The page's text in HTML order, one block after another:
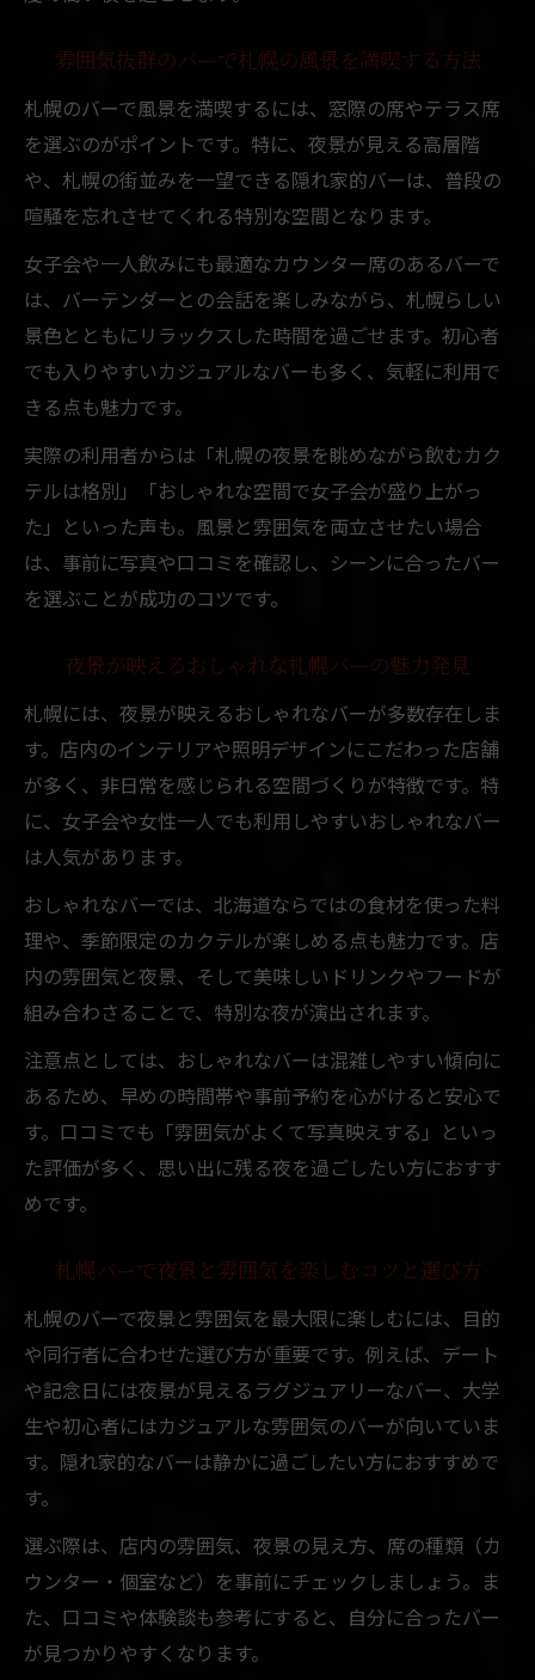
雰囲気抜群のバーで札幌の風景を満喫する方法
札幌のバーで風景を満喫するには、窓際の席やテラス席
を選ぶのがポイントです。特に、夜景が見える高層階
や、札幌の街並みを一望できる隠れ家的バーは、普段の
喧騒を忘れさせてくれる特別な空間となります。
女子会や一人飲みにも最適なカウンター席のあるバーで
は、バーテンダーとの会話を楽しみながら、札幌らしい
景色とともにリラックスした時間を過ごせます。初心者
でも入りやすいカジュアルなバーも多く、気軽に利用で
きる点も魅力です。
実際の利用者からは「札幌の夜景を眺めながら飲むカク
テルは格別」「おしゃれな空間で女子会が盛り上がっ
た」といった声も。風景と雰囲気を両立させたい場合
は、事前に写真や口コミを確認し、シーンに合ったバー
を選ぶことが成功のコツです。
夜景が映えるおしゃれな札幌バーの魅力発見
札幌には、夜景が映えるおしゃれなバーが多数存在しま
す。店内のインテリアや照明デザインにこだわった店舗
が多く、非日常を感じられる空間づくりが特徴です。特
に、女子会や女性一人でも利用しやすいおしゃれなバー
は人気があります。
おしゃれなバーでは、北海道ならではの食材を使った料
理や、季節限定のカクテルが楽しめる点も魅力です。店
内の雰囲気と夜景、そして美味しいドリンクやフードが
組み合わさることで、特別な夜が演出されます。
注意点としては、おしゃれなバーは混雑しやすい傾向に
あるため、早めの時間帯や事前予約を心がけると安心で
す。口コミでも「雰囲気がよくて写真映えする」といっ
た評価が多く、思い出に残る夜を過ごしたい方におすす
めです。
札幌バーで夜景と雰囲気を楽しむコツと選び方
札幌のバーで夜景と雰囲気を最大限に楽しむには、目的
や同行者に合わせた選び方が重要です。例えば、デート
や記念日には夜景が見えるラグジュアリーなバー、大学
生や初心者にはカジュアルな雰囲気のバーが向いていま
す。隠れ家的なバーは静かに過ごしたい方におすすめで
す。
選ぶ際は、店内の雰囲気、夜景の見え方、席の種類（カ
ウンター・個室など）を事前にチェックしましょう。ま
た、口コミや体験談も参考にすると、自分に合ったバー
が見つかりやすくなります。